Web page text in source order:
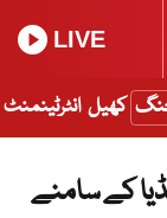
LIVE
جنگ کھیل انٹرٹینمنٹ
کے سامنے